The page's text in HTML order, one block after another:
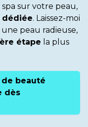
sur votre peau,
dédiée. Laissez-moi
peau radieuse,
étape la plus
beauté
dès